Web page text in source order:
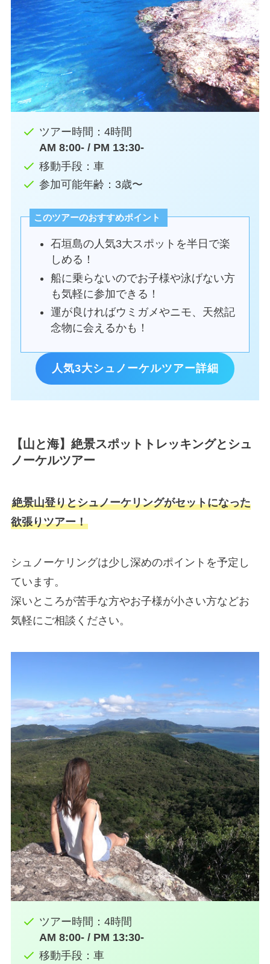
ツアー時間：4時間
AM 8:00- / PM 13:30-
移動手段：車
参加可能年齢：3歳〜
このツアーのおすすめポイント
石垣島の人気3大スポットを半日で楽
しめる！
船に乗らないのでお子様や泳げない方
も気軽に参加できる！
運が良ければウミガメやニモ、天然記
念物に会えるかも！
人気3大シュノーケルツアー詳細
【山と海】絶景スポットトレッキングとシュ
ノーケルツアー
絶景山登りとシュノーケリングがセットになった
欲張りツアー！
シュノーケリングは少し深めのポイントを予定し
ています。
深いところが苦手な方やお子様が小さい方などお
気軽にご相談ください。
ツアー時間：4時間
AM 8:00- / PM 13:30-
移動手段：車